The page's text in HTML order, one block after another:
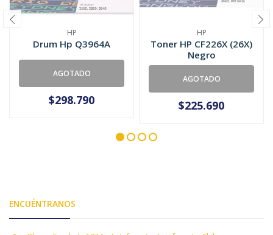
HP
Drum Hp Q3964A
AGOTADO
$298.790
HP
Toner HP CF226X (26X)
Negro
AGOTADO
$225.690
ENCUÉNTRANOS